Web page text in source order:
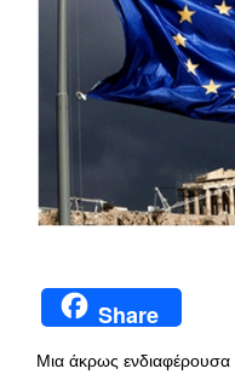
Share
Μια άκρως ενδιαφέρουσα